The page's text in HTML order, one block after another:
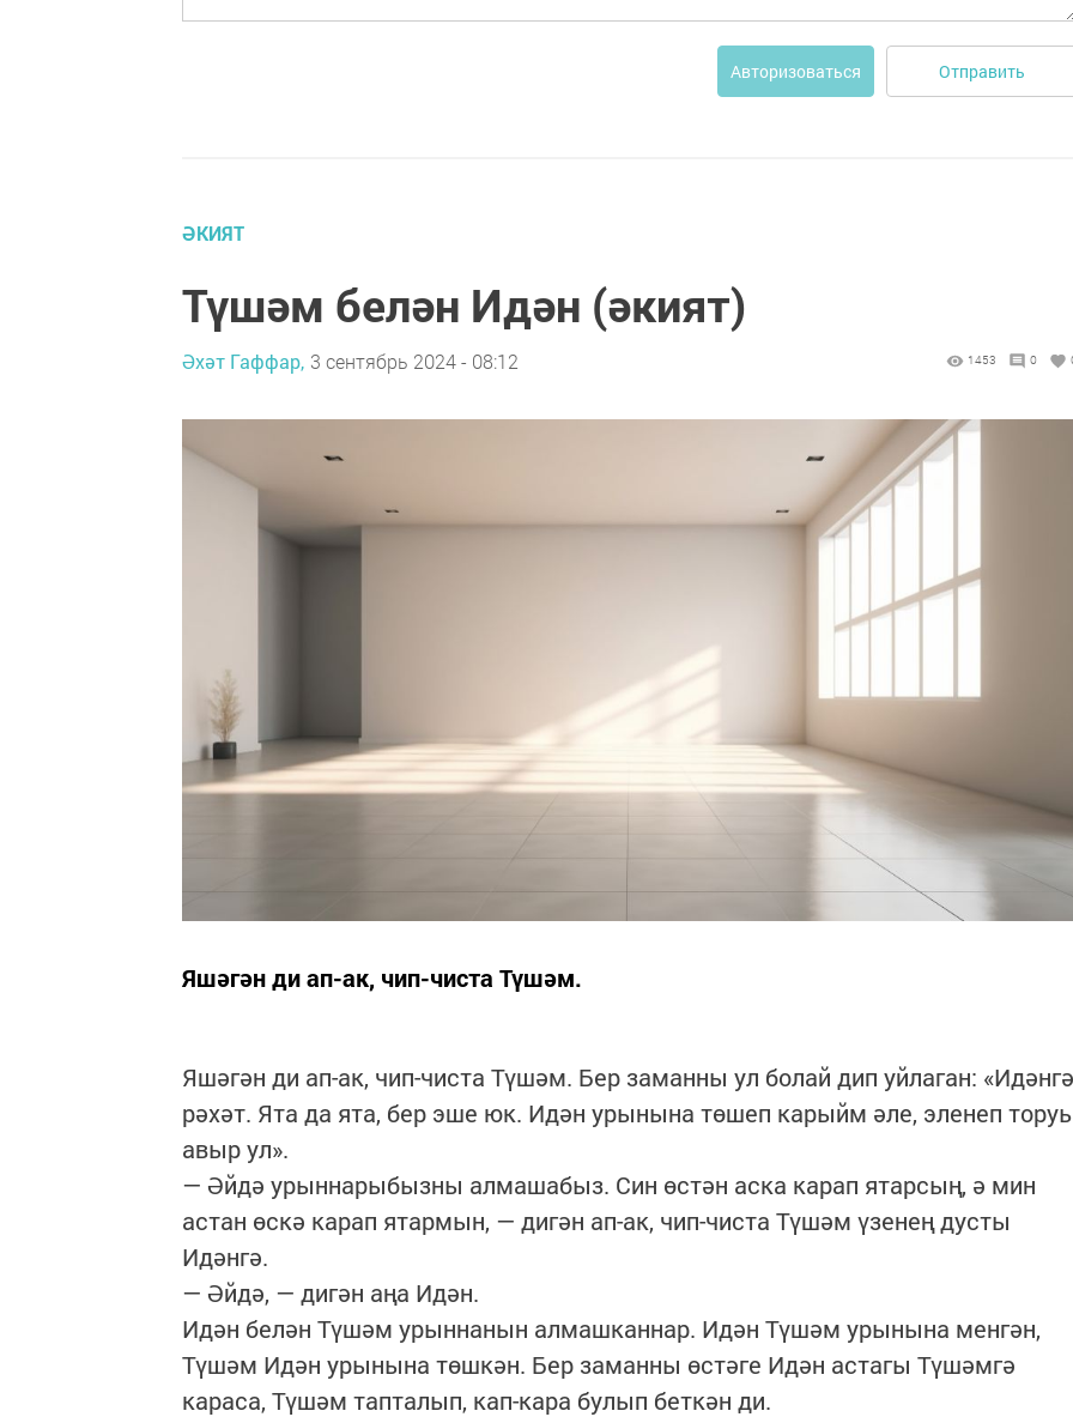
Авторизоваться Отправить
ӘКИЯТ
Түшәм белән Идән (әкият)
Әхәт Гаффар, 3 сентябрь 2024 - 08:12 1453 0
Яшәгән ди ап-ак, чип-чиста Түшәм.
Яшәгән ди ап-ак, чип-чиста Түшәм. Бер заманны ул болай дип уйлаган: «Идәнгә
рәхәт. Ята да ята, бер эше юк. Идән урынына төшеп карыйм әле, эленеп
авыр ул».
— Әйдә урыннарыбызны алмашабыз. Син өстән аска карап ятарсың, ә мин
астан өскә карап ятармын, — дигән ап-ак, чип-чиста Түшәм үзенең дусты
Идәнгә.
— Әйдә, — дигән аңа Идән.
Идән белән Түшәм урыннанын алмашканнар. Идән Түшәм урынына менгән,
Түшәм Идән урынына төшкән. Бер заманны өстәге Идән астагы Түшәмгә
караса, Түшәм тапталып, кап-кара булып беткән ди.